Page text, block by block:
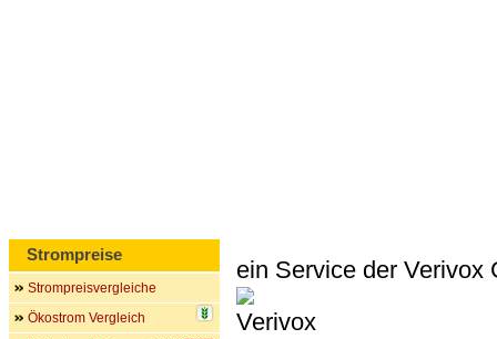
ein Service der Verivox
Strompreise
Strompreisvergleiche
Ökostrom Vergleich